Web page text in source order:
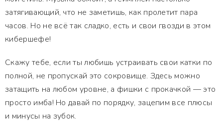
затягивающий, что не заметишь, как пролетит пара
часов. Но не всё так сладко, есть и свои гвозди в этом
кибершефе!
Скажу тебе, если ты любишь устраивать свои катки по
полной, не пропускай это сокровище. Здесь можно
затащить на любом уровне, а фишки с прокачкой — это
просто имба! Но давай по порядку, зацепим все плюсы
и минусы на зубок.